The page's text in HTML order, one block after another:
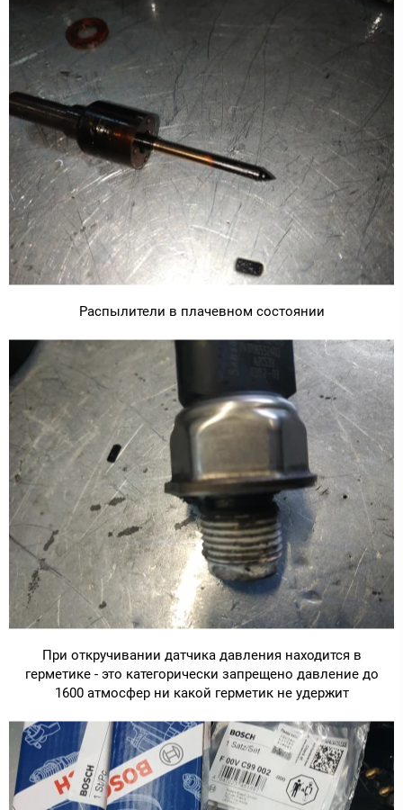
Распылители в плачевном состоянии
При откручивании датчика давления находится в
герметике - это категорически запрещено давление до
1600 атмосфер ни какой герметик не удержит